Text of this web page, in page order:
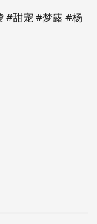
#甜宠 #梦露 #杨